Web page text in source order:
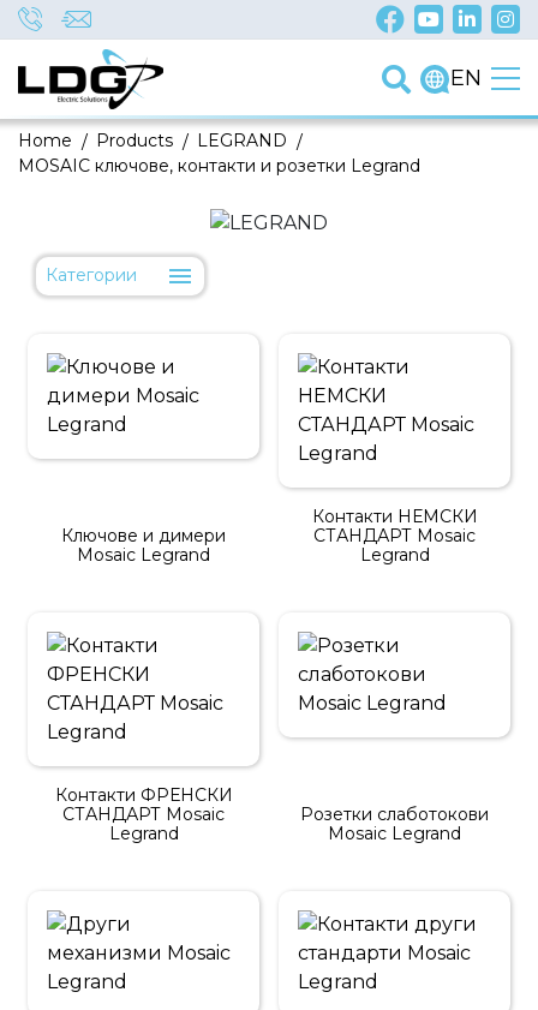
EN
/
Home /
Products /
LEGRAND
MOSAIC ключове, контакти и розетки Legrand
Категории
Ключове и димери
Mosaic Legrand
Контакти НЕМСКИ
СТАНДАРТ Mosaic
Legrand
Контакти ФРЕНСКИ
СТАНДАРТ Mosaic
Legrand
Розетки слаботокови
Mosaic Legrand